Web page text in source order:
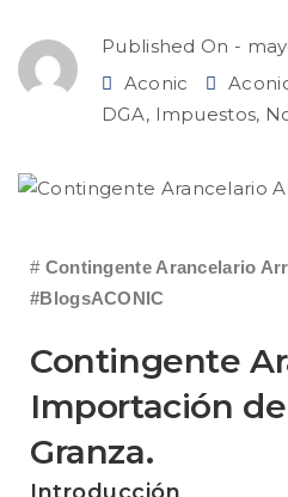
Published On -
Aconic
DGA, Impuestos,
# Contingente Arancelario
#BlogsACONIC
Contingente
Importación
Granza.